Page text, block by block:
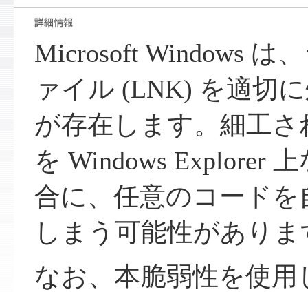
Microsoft Windows は
ァイル (LNK) を適切
が存在します。細工
を Windows Explorer
合に、任意のコード
しまう可能性がありま
なお、本脆弱性を使